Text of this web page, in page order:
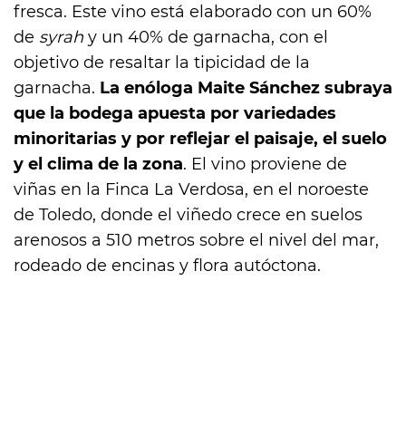
fresca. Este vino está elaborado con un 60%
de syrah y un 40% de garnacha, con el
objetivo de resaltar la tipicidad de la
garnacha. La enóloga Maite Sánchez subraya
que la bodega apuesta por variedades
minoritarias y por reflejar el paisaje, el suelo
y el clima de la zona. El vino proviene de
viñas en la Finca La Verdosa, en el noroeste
de Toledo, donde el viñedo crece en suelos
arenosos a 510 metros sobre el nivel del mar,
rodeado de encinas y flora autóctona.